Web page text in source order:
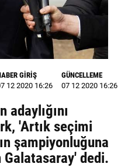
GİRİŞ
12 2020 16:26
GÜNCELLEME
07 12 2020 16:26
adaylığını
'Artık seçimi
şampiyonluğuna
Galatasaray' dedi.